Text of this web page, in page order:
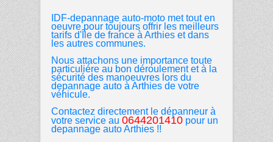
IDF-depannage auto-moto met tout en
oeuvre pour toujours offrir les meilleurs
tarifs d'Île de france à Arthies et dans
les autres communes.
Nous attachons une importance toute
particuliére au bon déroulement et à la
sécurité des manoeuvres lors du
depannage auto à Arthies de votre
véhicule.
Contactez directement le dépanneur à
votre service au 0644201410 pour un
depannage auto Arthies !!